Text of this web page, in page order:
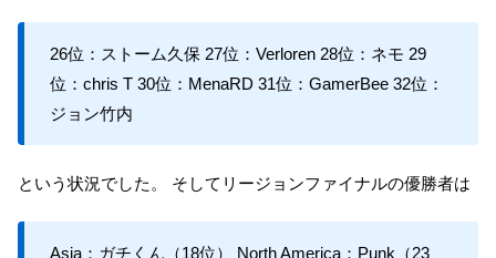
26位：ストーム久保 27位：Verloren 28位：ネモ 29
位：chris T 30位：MenaRD 31位：GamerBee 32位：
ジョン竹内
という状況でした。 そしてリージョンファイナルの優勝者は
Asia：ガチくん（18位） North America：Punk（23